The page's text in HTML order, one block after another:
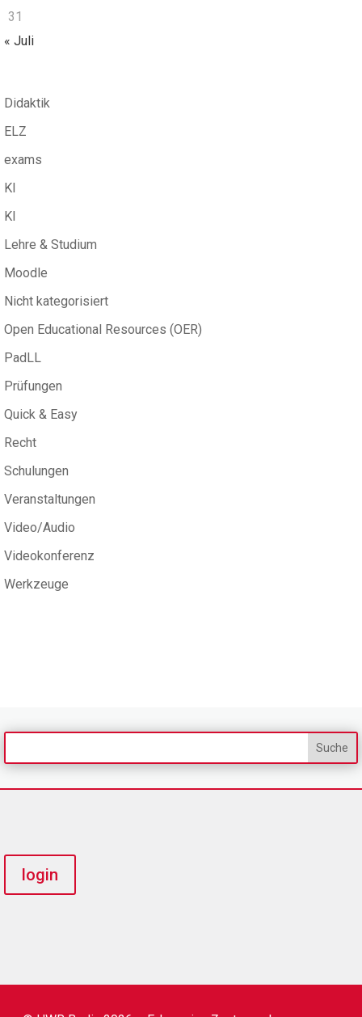
31
« Juli
Didaktik
ELZ
exams
KI
KI
Lehre & Studium
Moodle
Nicht kategorisiert
Open Educational Resources (OER)
PadLL
Prüfungen
Quick & Easy
Recht
Schulungen
Veranstaltungen
Video/Audio
Videokonferenz
Werkzeuge
login